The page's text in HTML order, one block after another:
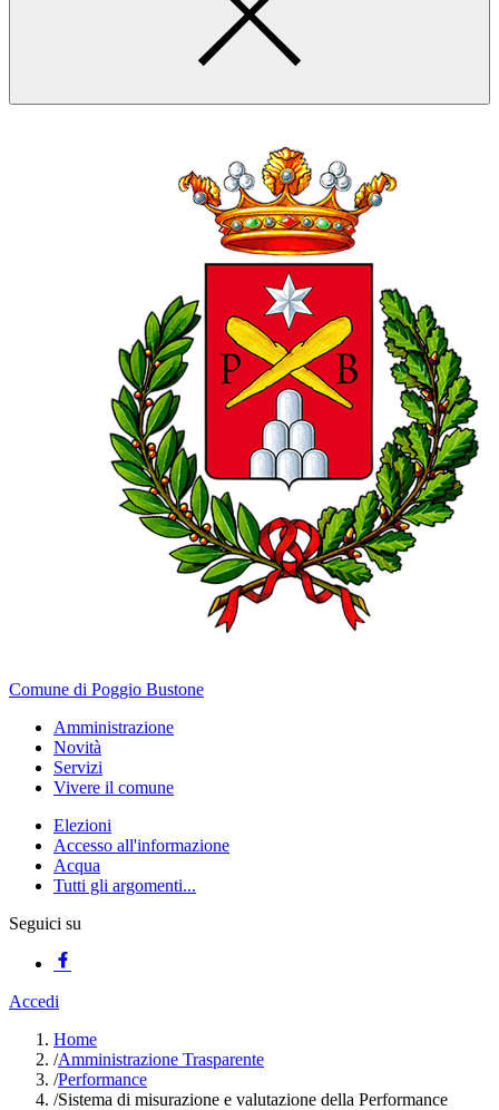
Comune di Poggio Bustone
Amministrazione
Novità
Servizi
Vivere il comune
Elezioni
Accesso all'informazione
Acqua
Tutti gli argomenti...
Seguici su
Accedi
Home
/Amministrazione Trasparente
/Performance
/Sistema di misurazione e valutazione della Performance